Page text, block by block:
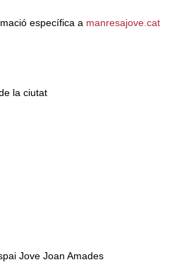
específica a manresajove.cat
la ciutat
Jove Joan Amades